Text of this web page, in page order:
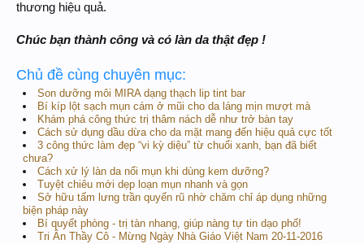
thương hiệu quả.
Chúc bạn thành công và có làn da thật đẹp !
Chủ đề cùng chuyên mục:
Son dưỡng môi MIRA dạng thạch lip tint bar
Bí kíp lột sạch mụn cám ở mũi cho da láng mịn mượt mà
Khám phá công thức trị thâm nách dễ như trở bàn tay
Cách sử dụng dầu dừa cho da mặt mang đến hiệu quả cực tốt
3 công thức làm đẹp “vi kỳ diệu” từ chuối xanh, bạn đã biết
chưa?
Cách xử lý làn da nổi mụn khi dùng kem dưỡng?
Tuyệt chiêu mới dẹp loạn mụn nhanh và gọn
Sở hữu tấm lưng trần quyến rũ nhờ chăm chỉ áp dụng những
biện pháp này
Bí quyết phòng - trị tàn nhang, giúp nàng tự tin dạo phố!
Tri Ân Thầy Cô - Mừng Ngày Nhà Giáo Việt Nam 20-11-2016